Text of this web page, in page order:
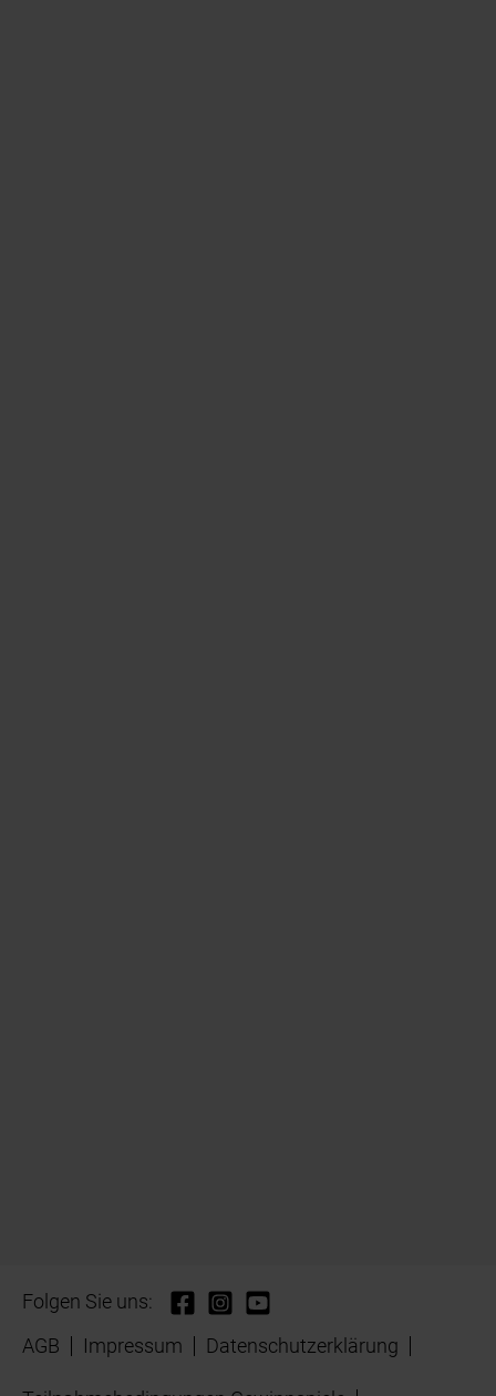
Folgen Sie uns:
AGB
Impressum Datenschutzerklärung